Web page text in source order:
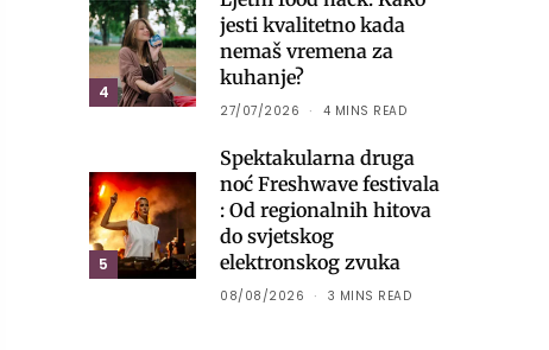
4
jesti kvalitetno kada
nemaš vremena za
kuhanje?
27/07/2026 4 MINS READ
5
Spektakularna druga
noć Freshwave festivala
: Od regionalnih hitova
do svjetskog
elektronskog zvuka
08/08/2026 3 MINS READ